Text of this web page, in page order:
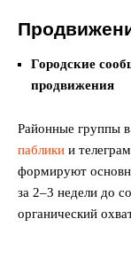
Городские
продвижения
Районные группы в
паблики и
формируют
за 2–3 недели до
органический